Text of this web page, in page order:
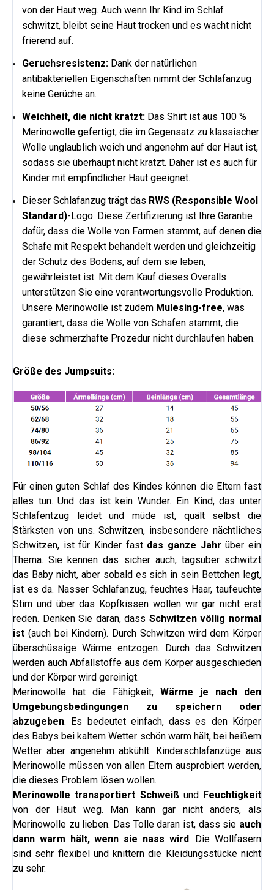
von der Haut weg. Auch wenn Ihr Kind im Schlaf
schwitzt, bleibt seine Haut trocken und es wacht nicht
frierend auf.
Geruchsresistenz: Dank der natürlichen
antibakteriellen Eigenschaften nimmt der Schlafanzug
keine Gerüche an.
Weichheit, die nicht kratzt: Das Shirt ist aus 100 %
Merinowolle gefertigt, die im Gegensatz zu klassischer
Wolle unglaublich weich und angenehm auf der Haut ist,
sodass sie überhaupt nicht kratzt. Daher ist es auch für
Kinder mit empfindlicher Haut geeignet.
Dieser Schlafanzug trägt das RWS (Responsible Wool
Standard)-Logo. Diese Zertifizierung ist Ihre Garantie
dafür, dass die Wolle von Farmen stammt, auf denen die
Schafe mit Respekt behandelt werden und gleichzeitig
der Schutz des Bodens, auf dem sie leben,
gewährleistet ist. Mit dem Kauf dieses Overalls
unterstützen Sie eine verantwortungsvolle Produktion.
Unsere Merinowolle ist zudem Mulesing-free, was
garantiert, dass die Wolle von Schafen stammt, die
diese schmerzhafte Prozedur nicht durchlaufen haben.
Größe des Jumpsuits:
Für einen guten Schlaf des Kindes können die Eltern fast
alles tun. Und das ist kein Wunder. Ein Kind, das unter
Schlafentzug leidet und müde ist, quält selbst die
Stärksten von uns. Schwitzen, insbesondere nächtliches
Schwitzen, ist für Kinder fast das ganze Jahr über ein
Thema. Sie kennen das sicher auch, tagsüber schwitzt
das Baby nicht, aber sobald es sich in sein Bettchen legt,
ist es da. Nasser Schlafanzug, feuchtes Haar, taufeuchte
Stirn und über das Kopfkissen wollen wir gar nicht erst
reden. Denken Sie daran, dass Schwitzen völlig normal
ist (auch bei Kindern). Durch Schwitzen wird dem Körper
überschüssige Wärme entzogen. Durch das Schwitzen
werden auch Abfallstoffe aus dem Körper ausgeschieden
und der Körper wird gereinigt.
Merinowolle hat die Fähigkeit, Wärme je nach den
Umgebungsbedingungen zu speichern oder
abzugeben. Es bedeutet einfach, dass es den Körper
des Babys bei kaltem Wetter schön warm hält, bei heißem
Wetter aber angenehm abkühlt. Kinderschlafanzüge aus
Merinowolle müssen von allen Eltern ausprobiert werden,
die dieses Problem lösen wollen.
Merinowolle transportiert Schweißund Feuchtigkeit
von der Haut weg. Man kann gar nicht anders, als
Merinowolle zu lieben. Das Tolle daran ist, dass sie auch
dann warm hält, wenn sie nass wird. Die Wollfasern
sind sehr flexibel und knittern die Kleidungsstücke nicht
zu sehr.